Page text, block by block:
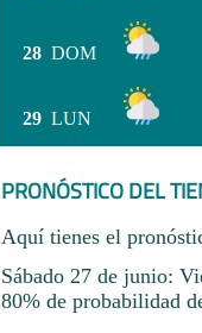
28 DOM
29 LUN
PRONÓSTICO DEL
Aquí tienes el
Sábado 27 de junio:
80% de probabilidad